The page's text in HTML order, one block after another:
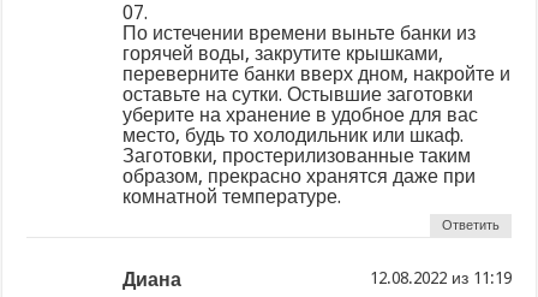
07.
По истечении времени выньте банки из
горячей воды, закрутите крышками,
переверните банки вверх дном, накройте и
оставьте на сутки. Остывшие заготовки
уберите на хранение в удобное для вас
место, будь то холодильник или шкаф.
Заготовки, простерилизованные таким
образом, прекрасно хранятся даже при
комнатной температуре.
Ответить
Диана из